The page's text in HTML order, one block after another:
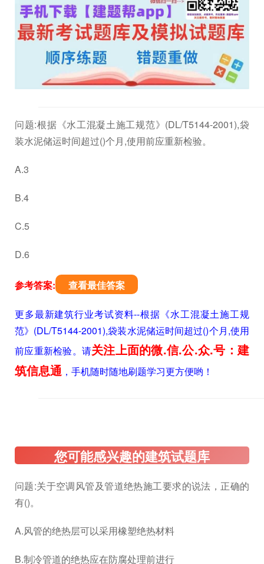
问题:根据《水工混凝土施工规范》(DL/T5144-2001),袋
装水泥储运时间超过()个月,使用前应重新检验。
A.3
B.4
C.5
D.6
参考答案: 查看最佳答案
更多最新建筑行业考试资料--根据《水工混凝土施工规
范》(DL/T5144-2001),袋装水泥储运时间超过()个月,使用
前应重新检验。请关注上面的微.信.公.众.号：建
筑信息通，手机随时随地刷题学习更方便哟！
问题:关于空调风管及管道绝热施工要求的说法，正确的
有()。
A.风管的绝热层可以采用橡塑绝热材料
B.制冷管道的绝热应在防腐处理前进行